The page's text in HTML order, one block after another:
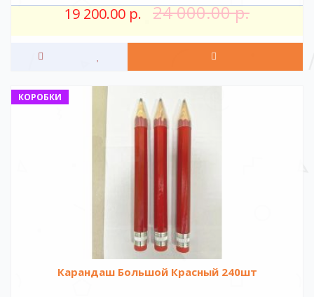
19 200.00 р. 24 000.00 р.
КОРОБКИ
Карандаш Большой Красный 240шт